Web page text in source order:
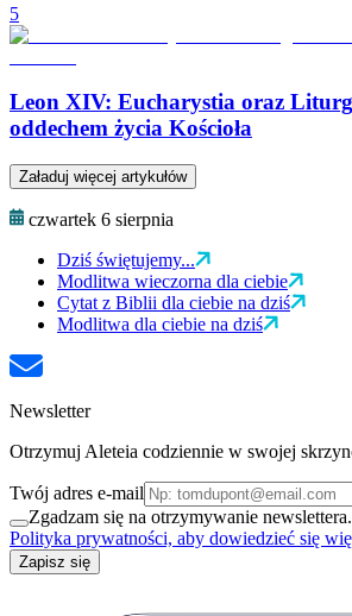
5
Leon XIV: Eucharystia oraz
oddechem życia Kościoła
Załaduj więcej artykułów
czwartek 6 sierpnia
Dziś świętujemy...
Modlitwa wieczorna dla ciebie
Cytat z Biblii dla ciebie na dziś
Modlitwa dla ciebie na dziś
Newsletter
Otrzymuj Aleteia codziennie w swojej
Twój adres e-mail
Zgadzam się na otrzymywanie
Polityka prywatności, aby dowiedzieć się
Zapisz się